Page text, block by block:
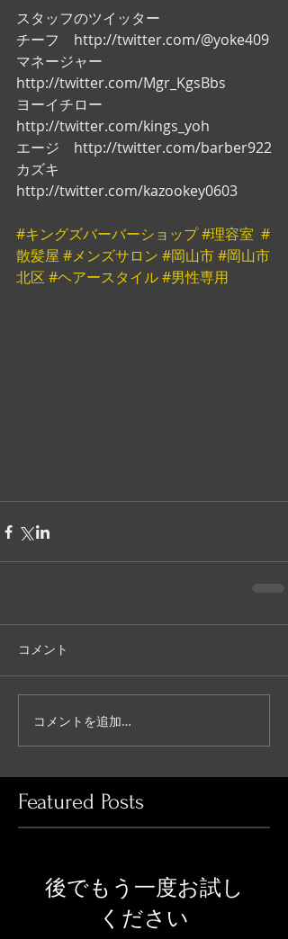
スタッフのツイッター
チーフ　http://twitter.com/@yoke409
マネージャー
http://twitter.com/Mgr_KgsBbs
ヨーイチロー
http://twitter.com/kings_yoh
エージ　http://twitter.com/barber922
カズキ
http://twitter.com/kazookey0603
#キングズバーバーショップ#理容室 #
散髪屋 #メンズサロン #岡山市#岡山市
北区 #ヘアースタイル#男性専用
コメント
コメントを追加…
Featured Posts
後でもう一度お試し
ください